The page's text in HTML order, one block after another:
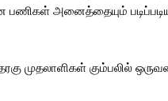
அனைத்தையும்
முதலாளிகள் கும்பலில்